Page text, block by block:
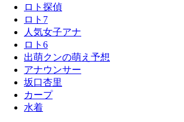
ロト探偵
ロト7
人気女子アナ
ロト6
出萌クンの萌え予想
アナウンサー
坂口杏里
カープ
水着